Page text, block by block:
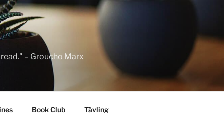
– Groucho Marx
Book Club Tävling